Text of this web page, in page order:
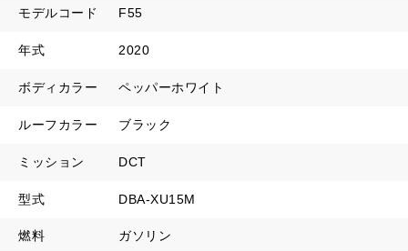
モデルコード F55
年式 2020
ボディカラー ペッパーホワイト
ルーフカラー ブラック
ミッション DCT
型式 DBA-XU15M
燃料 ガソリン